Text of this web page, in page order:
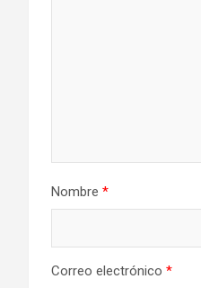
Nombre *
Correo electrónico *